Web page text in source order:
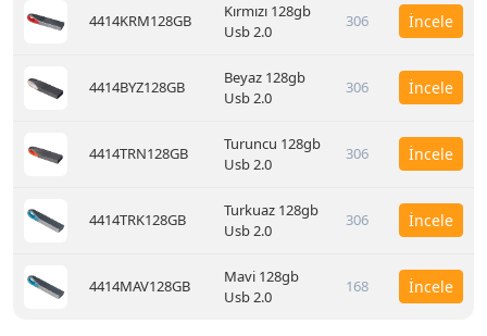
4414KRM128GB
Kırmızı 128gb
Usb 2.0
306 İncele
4414BYZ128GB
Beyaz 128gb
Usb 2.0
306 İncele
4414TRN128GB
Turuncu 128gb
Usb 2.0
306 İncele
4414TRK128GB
Turkuaz 128gb
Usb 2.0
306 İncele
4414MAV128GB
Mavi 128gb
Usb 2.0
168 İncele